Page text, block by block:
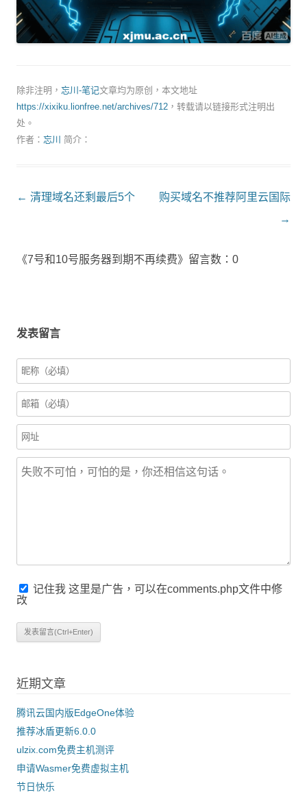
除非注明， 忘川-笔记文章均为原创，本文地址
https://xixiku.lionfree.net/archives/712 ，转载请以链接形式注明出
处。
作者： 忘川 简介：
文
航
← 清理域名还剩最后5个
购买域名不推荐阿里云国际
→
《7号和10号服务器到期不再续费》留言数：0
发表留言
记住我 这里是广告，可以在comments.php文件中修
改
近期文章
腾讯云国内版EdgeOne体验
推荐冰盾更新6.0.0
ulzix.com免费主机测评
申请Wasmer免费虚拟主机
节日快乐